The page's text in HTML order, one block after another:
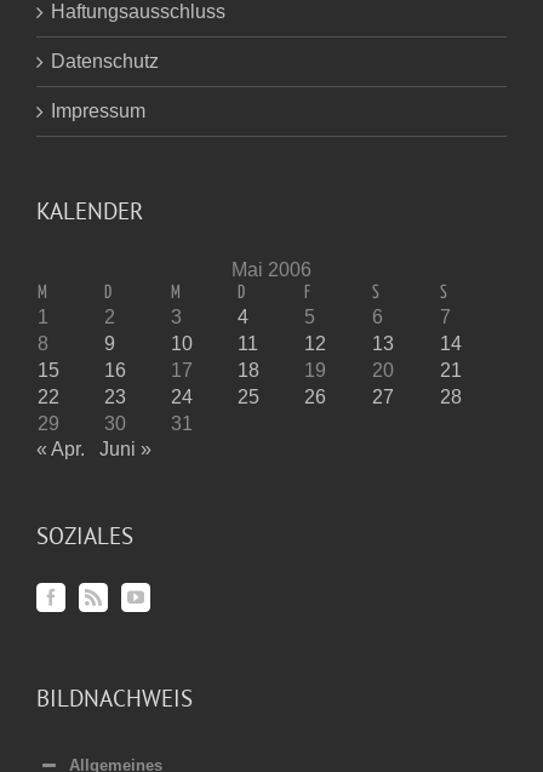
Haftungsausschluss
Datenschutz
Impressum
KALENDER
Mai 2006
M D M D F S S
1 2 3 4 5 6
7
8
9 10 11 12 13
14
15
16 17 18 19 20
21
22
23 24 25 26 27
28
29
30
31
« Apr.
Juni »
SOZIALES
BILDNACHWEIS
Allgemeines